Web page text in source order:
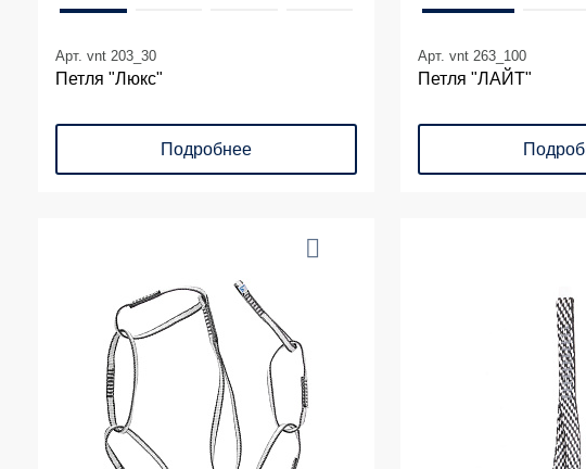
Арт. vnt 203_30
Петля "Люкс"
Подробнее
Арт. vnt 263_100
Петля "ЛАЙТ"